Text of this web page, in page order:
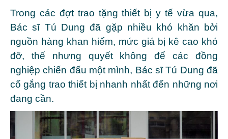
Trong các đợt trao tặng thiết bị y tế vừa qua,
Bác sĩ Tú Dung đã gặp nhiều khó khăn bởi
nguồn hàng khan hiếm, mức giá bị kê cao khó
đỡ, thế nhưng quyết không để các đồng
nghiệp chiến đấu một mình, Bác sĩ Tú Dung đã
cố gắng trao thiết bị nhanh nhất đến những nơi
đang cần.